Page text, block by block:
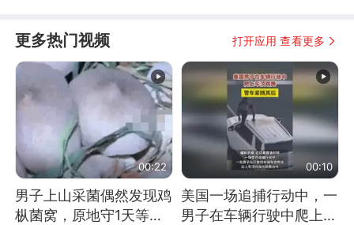
更多热门视频 打开应用 查看更多
00:22
男子上山采菌偶然发现鸡
枞菌窝，原地守1天等它
00:10
美国一场追捕行动中，一
男子在车辆行驶中爬上车